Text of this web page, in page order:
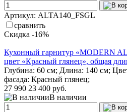
Артикул: ALTA140_FSGL
сравнить
Скидка -16%
Кухонный гарнитур «MODERN
цвет «Красный глянец», общая
Глубина: 60 см; Длина: 140 см;
фасада: Красный глянец;
27 990 23 400 руб.
В наличии